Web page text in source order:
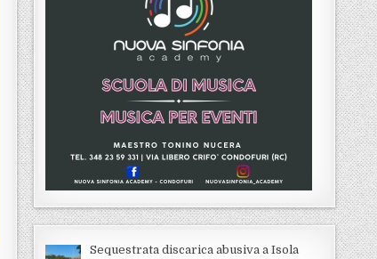
Sequestrata discarica abusiva a Isola